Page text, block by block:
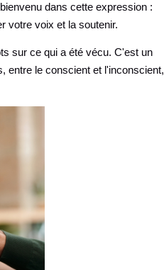
dans cette expression :
votre voix et la soutenir.
sur ce qui a été vécu. C'est un
entre le conscient et l'inconscient,